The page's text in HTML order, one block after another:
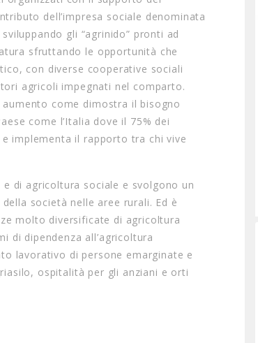
dell’impresa sociale denominata
gli “agrinido” pronti ad
sfruttando le opportunità che
con diverse cooperative sociali
agricoli impegnati nel comparto.
come dimostra il bisogno
come l’Italia dove il 75% dei
implementa il rapporto tra chi vive
di agricoltura sociale e svolgono un
società nelle aree rurali. Ed è
molto diversificate di agricoltura
di dipendenza all’agricoltura
lavorativo di persone emarginate e
ospitalità per gli anziani e orti